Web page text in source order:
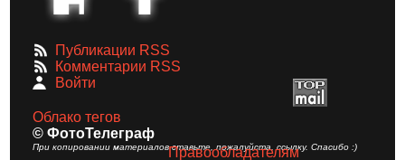
Публикации RSS
Комментарии RSS
Войти
Облако тегов
© ФотоТелеграф
При копировании материалов ставьте, пожалуйста, ссылку. Спасибо :)
Правообладателям